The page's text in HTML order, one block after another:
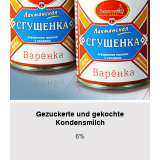
Gezuckerte und gekochte
Kondensmilch
6%